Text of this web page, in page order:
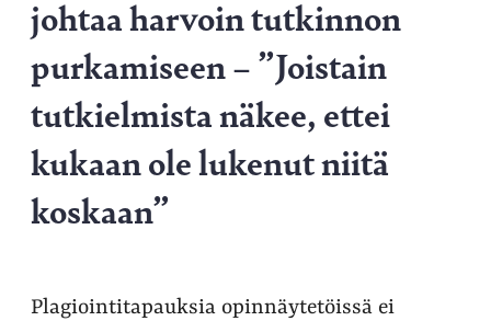
johtaa harvoin tutkinnon
purkamiseen – ”Joistain
tutkielmista näkee, ettei
kukaan ole lukenut niitä
koskaan”
Plagiointitapauksia opinnäytetöissä ei